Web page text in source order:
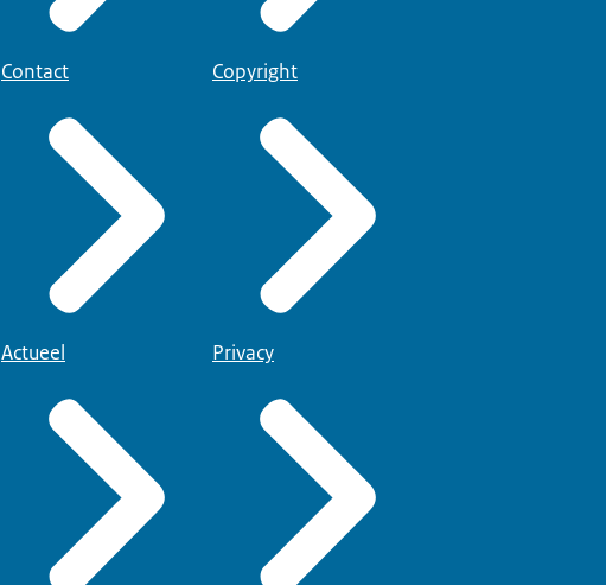
Contact
Actueel
Copyright
Privacy